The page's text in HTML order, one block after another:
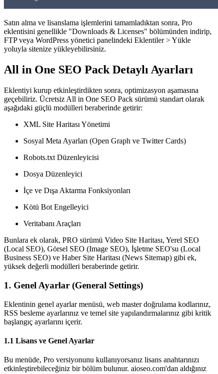
Satın alma ve lisanslama işlemlerini tamamladıktan sonra, Pro
eklentisini genellikle "Downloads & Licenses" bölümünden indirip,
FTP veya WordPress yönetici panelindeki Eklentiler > Yükle
yoluyla sitenize yükleyebilirsiniz.
All in One SEO Pack Detaylı Ayarları
Eklentiyi kurup etkinleştirdikten sonra, optimizasyon aşamasına
geçebiliriz. Ücretsiz All in One SEO Pack sürümü standart olarak
aşağıdaki güçlü modülleri beraberinde getirir:
XML Site Haritası Yönetimi
Sosyal Meta Ayarları (Open Graph ve Twitter Cards)
Robots.txt Düzenleyicisi
Dosya Düzenleyici
İçe ve Dışa Aktarma Fonksiyonları
Kötü Bot Engelleyici
Veritabanı Araçları
Bunlara ek olarak, PRO sürümü Video Site Haritası, Yerel SEO
(Local SEO), Görsel SEO (Image SEO), İşletme SEO'su (Local
Business SEO) ve Haber Site Haritası (News Sitemap) gibi ek,
yüksek değerli modülleri beraberinde getirir.
1. Genel Ayarlar (General Settings)
Eklentinin genel ayarlar menüsü, web master doğrulama kodlarınız,
RSS besleme ayarlarınız ve temel site yapılandırmalarınız gibi kritik
başlangıç ayarlarını içerir.
1.1 Lisans ve Genel Ayarlar
Bu menüde, Pro versiyonunu kullanıyorsanız lisans anahtarınızı
etkinleştirebileceğiniz bir bölüm bulunur. aioseo.com'dan aldığınız